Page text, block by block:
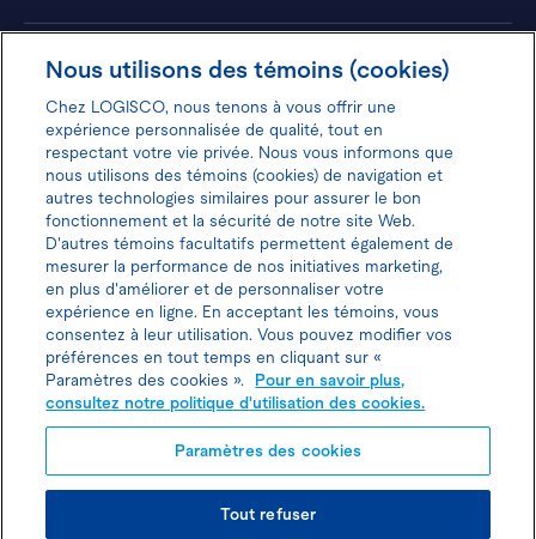
Joindre l’agent de location
Hôtels
Donnez votre avis pour gagner 100$
Politique d'utilisation des cookies
Politique de protection des
renseignements personnels
Nous utilisons des témoins (cookies)
Chez LOGISCO, nous tenons à vous offrir une
expérience personnalisée de qualité, tout en
respectant votre vie privée. Nous vous informons que
nous utilisons des témoins (cookies) de navigation et
autres technologies similaires pour assurer le bon
fonctionnement et la sécurité de notre site Web.
D'autres témoins facultatifs permettent également de
mesurer la performance de nos initiatives marketing,
en plus d'améliorer et de personnaliser votre
expérience en ligne. En acceptant les témoins, vous
consentez à leur utilisation. Vous pouvez modifier vos
préférences en tout temps en cliquant sur «
Paramètres des cookies ».
Pour en savoir plus,
consultez notre politique d'utilisation des cookies.
Paramètres des cookies
Tout refuser